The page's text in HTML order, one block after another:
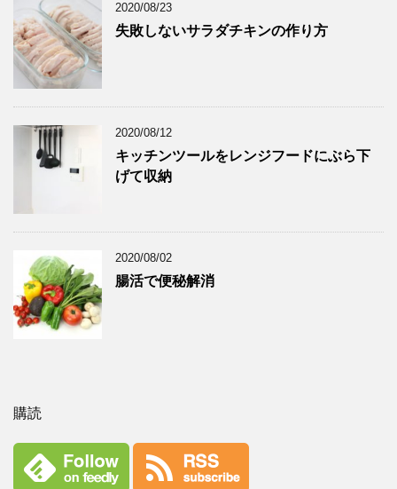
2020/08/23
失敗しないサラダチキンの作り方
2020/08/12
キッチンツールをレンジフードにぶら下
げて収納
2020/08/02
腸活で便秘解消
購読